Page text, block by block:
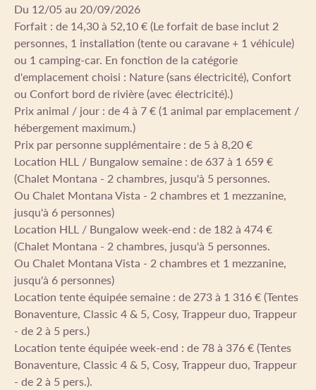
Du 12/05 au 20/09/2026
Forfait : de 14,30 à 52,10 € (Le forfait de base inclut 2
personnes, 1 installation (tente ou caravane + 1 véhicule)
ou 1 camping-car. En fonction de la catégorie
d'emplacement choisi : Nature (sans électricité), Confort
ou Confort bord de rivière (avec électricité).)
Prix animal / jour : de 4 à 7 € (1 animal par emplacement /
hébergement maximum.)
Prix par personne supplémentaire : de 5 à 8,20 €
Location HLL / Bungalow semaine : de 637 à 1 659 €
(Chalet Montana - 2 chambres, jusqu'à 5 personnes.
Ou Chalet Montana Vista - 2 chambres et 1 mezzanine,
jusqu'à 6 personnes)
Location HLL / Bungalow week-end : de 182 à 474 €
(Chalet Montana - 2 chambres, jusqu'à 5 personnes.
Ou Chalet Montana Vista - 2 chambres et 1 mezzanine,
jusqu'à 6 personnes)
Location tente équipée semaine : de 273 à 1 316 € (Tentes
Bonaventure, Classic 4 & 5, Cosy, Trappeur duo, Trappeur
- de 2 à 5 pers.)
Location tente équipée week-end : de 78 à 376 € (Tentes
Bonaventure, Classic 4 & 5, Cosy, Trappeur duo, Trappeur
- de 2 à 5 pers.).